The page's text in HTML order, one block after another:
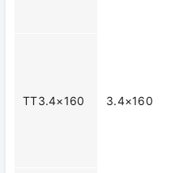
TT3.4×160 3.4×160